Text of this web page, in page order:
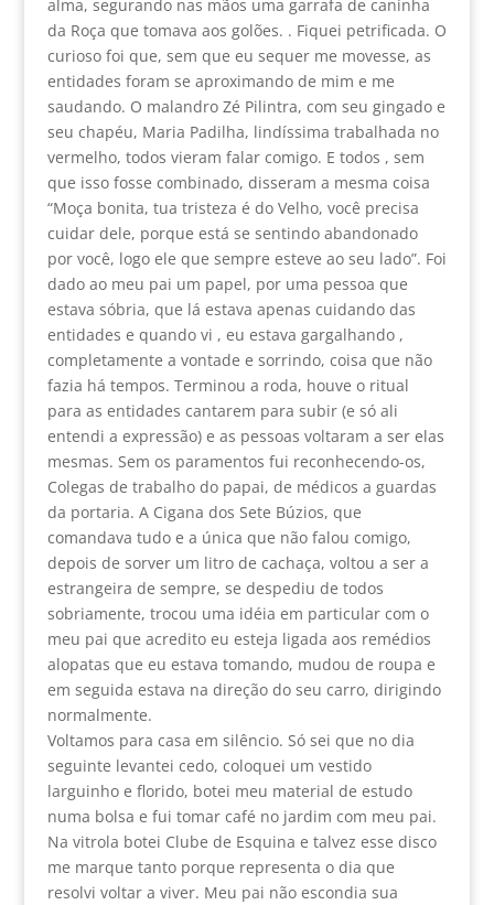
alma, segurando nas mãos uma garrafa de caninha
da Roça que tomava aos golões. . Fiquei petrificada. O
curioso foi que, sem que eu sequer me movesse, as
entidades foram se aproximando de mim e me
saudando. O malandro Zé Pilintra, com seu gingado e
seu chapéu, Maria Padilha, lindíssima trabalhada no
vermelho, todos vieram falar comigo. E todos , sem
que isso fosse combinado, disseram a mesma coisa
“Moça bonita, tua tristeza é do Velho, você precisa
cuidar dele, porque está se sentindo abandonado
por você, logo ele que sempre esteve ao seu lado”. Foi
dado ao meu pai um papel, por uma pessoa que
estava sóbria, que lá estava apenas cuidando das
entidades e quando vi , eu estava gargalhando ,
completamente a vontade e sorrindo, coisa que não
fazia há tempos. Terminou a roda, houve o ritual
para as entidades cantarem para subir (e só ali
entendi a expressão) e as pessoas voltaram a ser elas
mesmas. Sem os paramentos fui reconhecendo-os,
Colegas de trabalho do papai, de médicos a guardas
da portaria. A Cigana dos Sete Búzios, que
comandava tudo e a única que não falou comigo,
depois de sorver um litro de cachaça, voltou a ser a
estrangeira de sempre, se despediu de todos
sobriamente, trocou uma idéia em particular com o
meu pai que acredito eu esteja ligada aos remédios
alopatas que eu estava tomando, mudou de roupa e
em seguida estava na direção do seu carro, dirigindo
normalmente.
Voltamos para casa em silêncio. Só sei que no dia
seguinte levantei cedo, coloquei um vestido
larguinho e florido, botei meu material de estudo
numa bolsa e fui tomar café no jardim com meu pai.
Na vitrola botei Clube de Esquina e talvez esse disco
me marque tanto porque representa o dia que
resolvi voltar a viver. Meu pai não escondia sua